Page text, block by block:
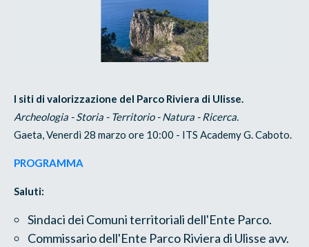
I siti di valorizzazione del Parco Riviera di Ulisse.
Archeologia - Storia - Territorio - Natura - Ricerca.
Gaeta, Venerdì 28 marzo ore 10:00 - ITS Academy G. Caboto.
PROGRAMMA
Saluti:
Sindaci dei Comuni territoriali dell'Ente Parco.
Commissario dell'Ente Parco Riviera di Ulisse avv.